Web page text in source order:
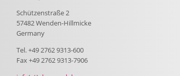
Schützenstraße 2
57482 Wenden-Hillmicke
Germany
Tel. +49 2762 9313-600
Fax +49 2762 9313-7906